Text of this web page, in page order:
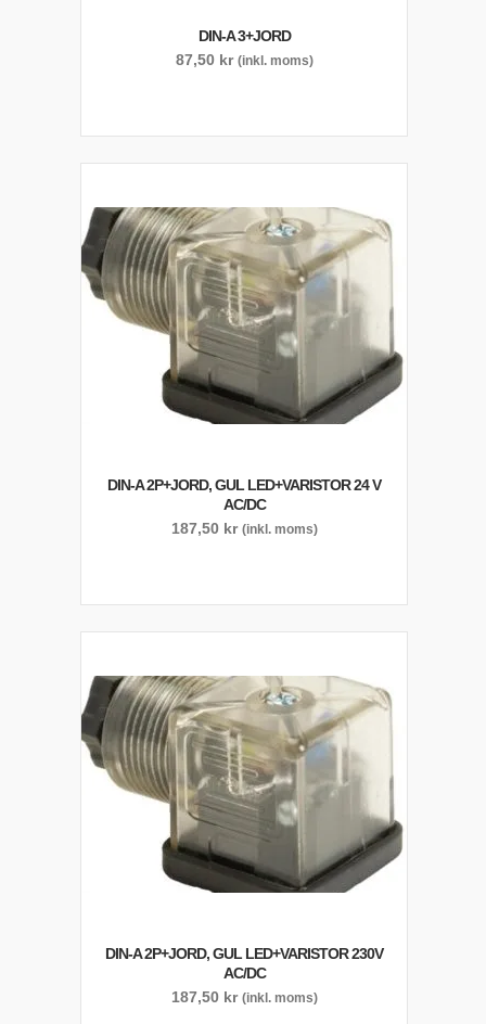
DIN-A 3+JORD
87,50 kr (inkl. moms)
DIN-A 2P+JORD, GUL LED+VARISTOR 24 V
AC/DC
187,50 kr (inkl. moms)
DIN-A 2P+JORD, GUL LED+VARISTOR 230V
AC/DC
187,50 kr (inkl. moms)